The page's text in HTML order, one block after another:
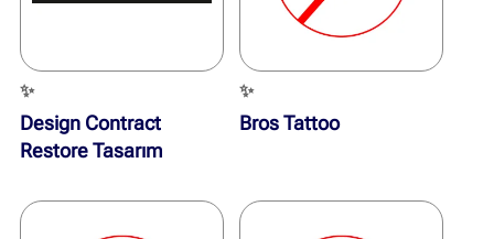
✨
Design Contract
Restore Tasarım
✨
Bros Tattoo